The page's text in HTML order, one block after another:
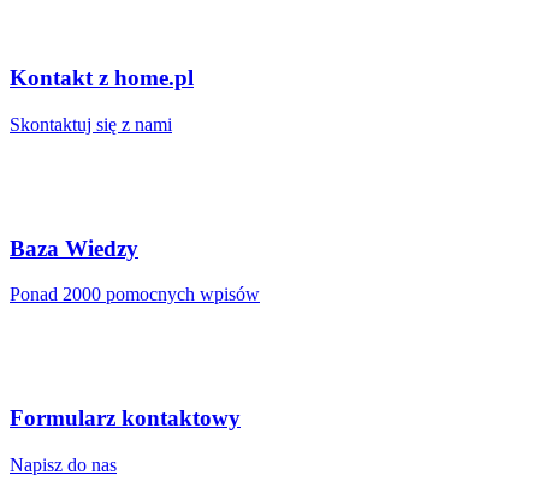
Kontakt z home.pl
Skontaktuj się z nami
Baza Wiedzy
Ponad 2000 pomocnych wpisów
Formularz kontaktowy
Napisz do nas